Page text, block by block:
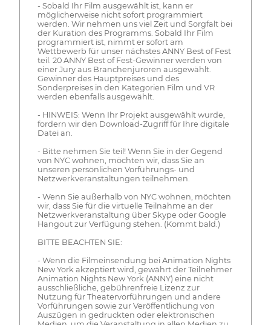
- Sobald Ihr Film ausgewählt ist, kann er
möglicherweise nicht sofort programmiert
werden. Wir nehmen uns viel Zeit und Sorgfalt bei
der Kuration des Programms. Sobald Ihr Film
programmiert ist, nimmt er sofort am
Wettbewerb für unser nächstes ANNY Best of Fest
teil. 20 ANNY Best of Fest-Gewinner werden von
einer Jury aus Branchenjuroren ausgewählt.
Gewinner des Hauptpreises und des
Sonderpreises in den Kategorien Film und VR
werden ebenfalls ausgewählt.
- HINWEIS: Wenn Ihr Projekt ausgewählt wurde,
fordern wir den Download-Zugriff für Ihre digitale
Datei an.
- Bitte nehmen Sie teil! Wenn Sie in der Gegend
von NYC wohnen, möchten wir, dass Sie an
unseren persönlichen Vorführungs- und
Netzwerkveranstaltungen teilnehmen.
- Wenn Sie außerhalb von NYC wohnen, möchten
wir, dass Sie für die virtuelle Teilnahme an der
Netzwerkveranstaltung über Skype oder Google
Hangout zur Verfügung stehen. (Kommt bald.)
BITTE BEACHTEN SIE:
- Wenn die Filmeinsendung bei Animation Nights
New York akzeptiert wird, gewährt der Teilnehmer
Animation Nights New York (ANNY) eine nicht
ausschließliche, gebührenfreie Lizenz zur
Nutzung für Theatervorführungen und andere
Vorführungen sowie zur Veröffentlichung von
Auszügen in gedruckten oder elektronischen